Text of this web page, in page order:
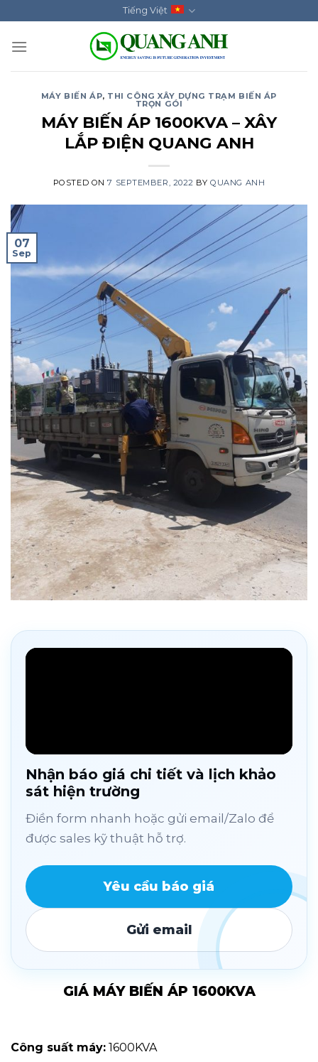
to
content
Tiếng Việt
MÁY BIẾN ÁP, THI CÔNG XÂY DỰNG TRẠM BIẾN ÁP
TRỌN GÓI
MÁY BIẾN ÁP 1600KVA – XÂY
LẮP ĐIỆN QUANG ANH
POSTED ON7 SEPTEMBER, 2022 BYQUANG ANH
07
Sep
Nhận báo giá chi tiết và lịch khảo
sát hiện trường
Điền form nhanh hoặc gửi email/Zalo để
được sales kỹ thuật hỗ trợ.
Yêu cầu báo giá
Gửi email
GIÁ MÁY BIẾN ÁP 1600KVA
Công suất máy: 1600KVA